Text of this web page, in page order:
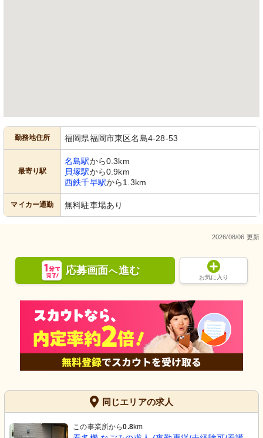
勤務地住所 福岡県福岡市東区名島4-28-53
最寄り駅
名島駅から0.3km
貝塚駅から0.9km
西鉄千早駅から1.3km
マイカー通勤 無料駐車場あり
2026/08/06 更新
応募画面へ進む
お気に入り
同じエリアの求人
この事業所から0.8km